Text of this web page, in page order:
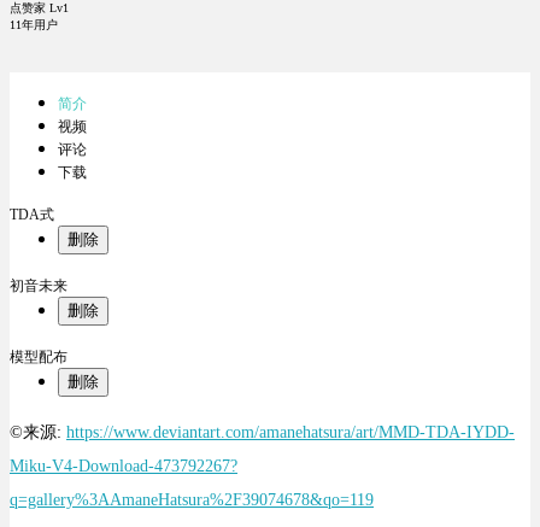
点赞家 Lv1
11年用户
简介
视频
评论
下载
TDA式
删除
初音未来
删除
模型配布
删除
©来源: https://www.deviantart.com/amanehatsura/art/MMD-TDA-IYDD-
Miku-V4-Download-473792267?
q=gallery%3AAmaneHatsura%2F39074678&qo=119